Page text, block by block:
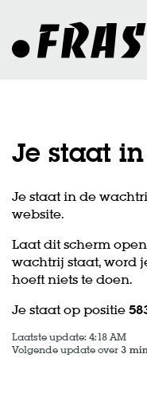
Je staat
Je staat in de
website.
Laat dit scherm
wachtrij staat, word
hoeft niets te doen.
Je staat op positie
Laatste update: 4:18 AM
Volgende update over3